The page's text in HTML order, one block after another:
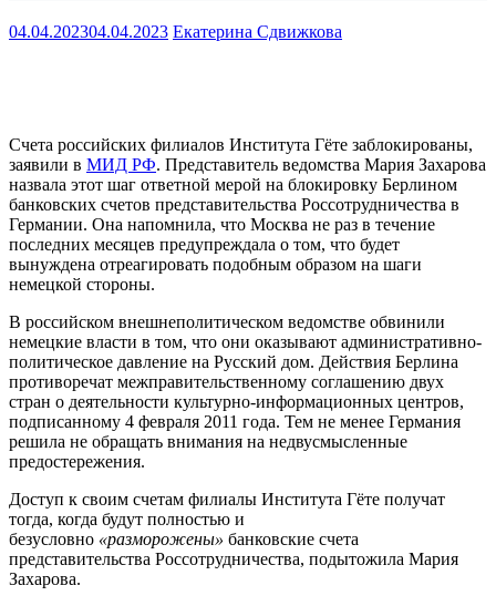
04.04.202304.04.2023 Екатерина Сдвижкова
Счета российских филиалов Института Гёте заблокированы,
заявили в МИД РФ. Представитель ведомства Мария Захарова
назвала этот шаг ответной мерой на блокировку Берлином
банковских счетов представительства Россотрудничества в
Германии. Она напомнила, что Москва не раз в течение
последних месяцев предупреждала о том, что будет
вынуждена отреагировать подобным образом на шаги
немецкой стороны.
В российском внешнеполитическом ведомстве обвинили
немецкие власти в том, что они оказывают административно-
политическое давление на Русский дом. Действия Берлина
противоречат межправительственному соглашению двух
стран о деятельности культурно-информационных центров,
подписанному 4 февраля 2011 года. Тем не менее Германия
решила не обращать внимания на недвусмысленные
предостережения.
Доступ к своим счетам филиалы Института Гёте получат
тогда, когда будут полностью и
безусловно «разморожены» банковские счета
представительства Россотрудничества, подытожила Мария
Захарова.